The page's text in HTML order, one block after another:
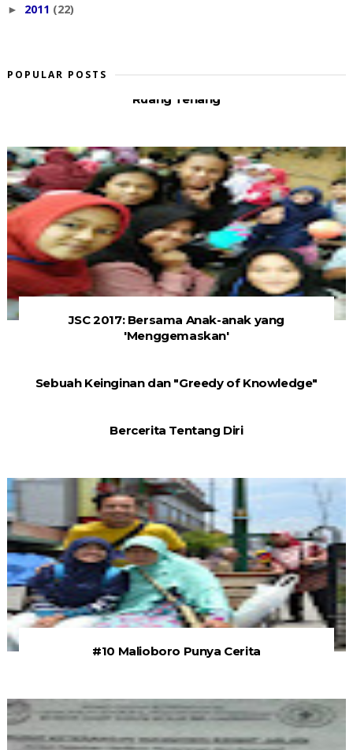
► 2011 (22)
POPULAR POSTS
Ruang Tenang
JSC 2017: Bersama Anak-anak yang
'Menggemaskan'
Sebuah Keinginan dan "Greedy of Knowledge"
Bercerita Tentang Diri
#10 Malioboro Punya Cerita